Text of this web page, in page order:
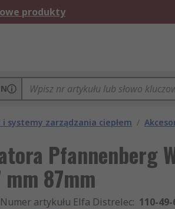
produkty
i systemy zarządzania ciepłem /
Pfannenberg
87mm
Numer artykułu Elfa Distrelec: 110-